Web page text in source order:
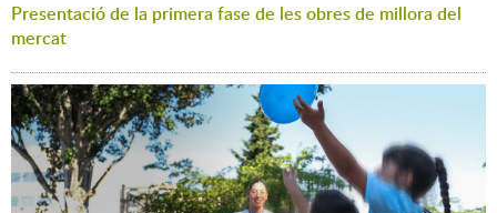
Presentació de la primera fase de les obres de millora del
mercat